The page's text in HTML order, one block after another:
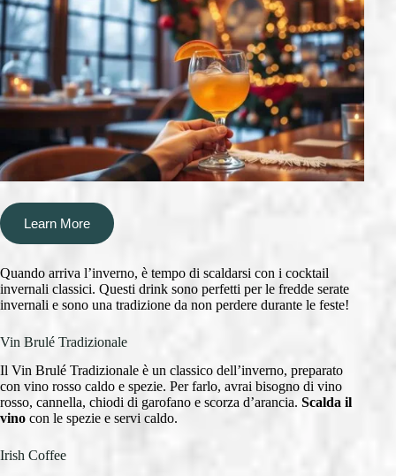
Learn More
Quando arriva l’inverno, è tempo di scaldarsi con i cocktail
invernali classici. Questi drink sono perfetti per le fredde serate
invernali e sono una tradizione da non perdere durante le feste!
Vin Brulé Tradizionale
Il Vin Brulé Tradizionale è un classico dell’inverno, preparato
con vino rosso caldo e spezie. Per farlo, avrai bisogno di vino
rosso, cannella, chiodi di garofano e scorza d’arancia. Scalda il
vino con le spezie e servi caldo.
Irish Coffee